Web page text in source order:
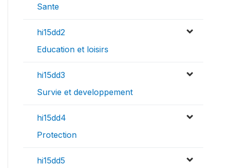
Sante
hi15dd2
Education et loisirs
hi15dd3
Survie et developpement
hi15dd4
Protection
hi15dd5